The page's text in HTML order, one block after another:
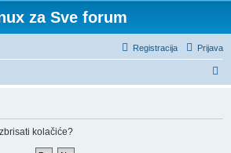
za Sve forum
Prijava
Registracija
kolačiće?